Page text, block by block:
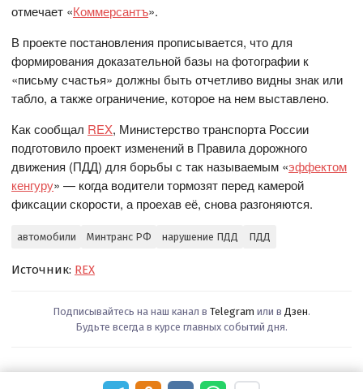
отмечает «Коммерсантъ».
В проекте постановления прописывается, что для
формирования доказательной базы на фотографии к
«письму счастья» должны быть отчетливо видны знак или
табло, а также ограничение, которое на нем выставлено.
Как сообщал REX, Министерство транспорта России
подготовило проект изменений в Правила дорожного
движения (ПДД) для борьбы с так называемым «эффектом
кенгуру» — когда водители тормозят перед камерой
фиксации скорости, а проехав её, снова разгоняются.
автомобили Минтранс РФ нарушение ПДД ПДД
Источник: REX
Подписывайтесь на наш канал в Telegram или в Дзен.
Будьте всегда в курсе главных событий дня.